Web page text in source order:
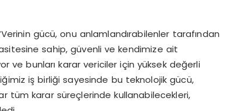
gücü, onu anlamlandırabilenler tarafından
sahip, güvenli ve kendimize ait
ve bunları karar vericiler için yüksek değerli
iş birliği sayesinde bu teknolojik gücü,
tüm karar süreçlerinde kullanabilecekleri,